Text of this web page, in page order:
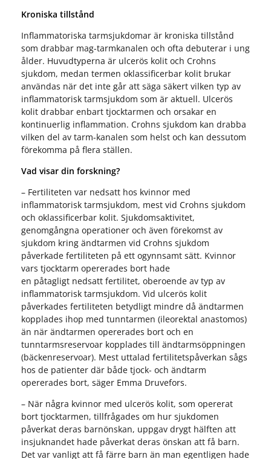
Kroniska tillstånd
Inflammatoriska tarmsjukdomar är kroniska tillstånd
som drabbar mag-tarmkanalen och ofta debuterar i ung
ålder. Huvudtyperna är ulcerös kolit och Crohns
sjukdom, medan termen oklassificerbar kolit brukar
användas när det inte går att säga säkert vilken typ av
inflammatorisk tarmsjukdom som är aktuell. Ulcerös
kolit drabbar enbart tjocktarmen och orsakar en
kontinuerlig inflammation. Crohns sjukdom kan drabba
vilken del av tarm-kanalen som helst och kan dessutom
förekomma på flera ställen.
Vad visar din forskning?
– Fertiliteten var nedsatt hos kvinnor med
inflammatorisk tarmsjukdom, mest vid Crohns sjukdom
och oklassificerbar kolit. Sjukdomsaktivitet,
genomgångna operationer och även förekomst av
sjukdom kring ändtarmen vid Crohns sjukdom
påverkade fertiliteten på ett ogynnsamt sätt. Kvinnor
vars tjocktarm opererades bort hade
en påtagligt nedsatt fertilitet, oberoende av typ av
inflammatorisk tarmsjukdom. Vid ulcerös kolit
påverkades fertiliteten betydligt mindre då ändtarmen
kopplades ihop med tunntarmen (ileorektal anastomos)
än när ändtarmen opererades bort och en
tunntarmsreservoar kopplades till ändtarmsöppningen
(bäckenreservoar). Mest uttalad fertilitetspåverkan sågs
hos de patienter där både tjock- och ändtarm
opererades bort, säger Emma Druvefors.
– När några kvinnor med ulcerös kolit, som opererat
bort tjocktarmen, tillfrågades om hur sjukdomen
påverkat deras barnönskan, uppgav drygt hälften att
insjuknandet hade påverkat deras önskan att få barn.
Det var vanligt att få färre barn än man egentligen hade